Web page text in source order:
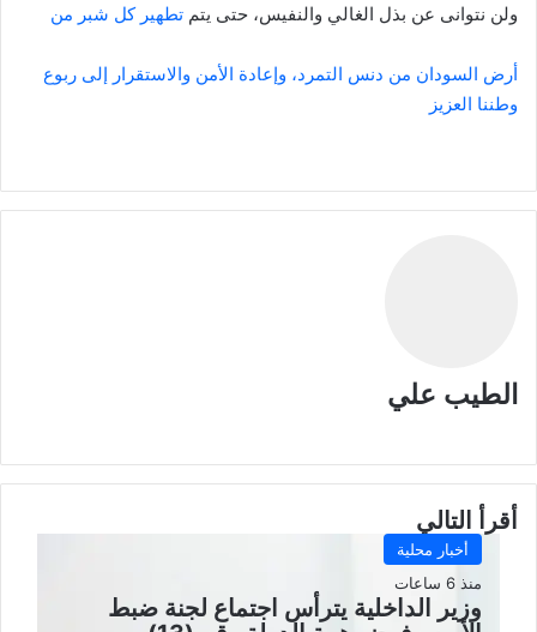
ولن نتوانى عن بذل الغالي والنفيس، حتى يتم تطهير كل شبر من
أرض السودان من دنس التمرد، وإعادة الأمن والاستقرار إلى ربوع
وطننا العزيز
الطيب علي
أقرأ التالي
أخبار محلية
منذ 6 ساعات
وزير الداخلية يترأس اجتماع لجنة ضبط